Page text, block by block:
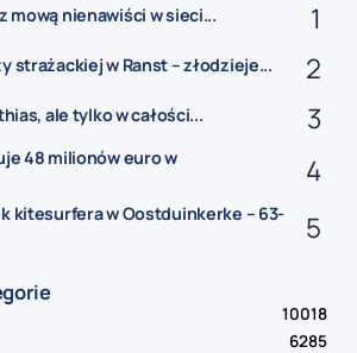
mową nienawiści w sieci...
strażackiej w Ranst – złodzieje...
ale tylko w całości...
48 milionów euro w
kitesurfera w Oostduinkerke – 63-
10018
6285